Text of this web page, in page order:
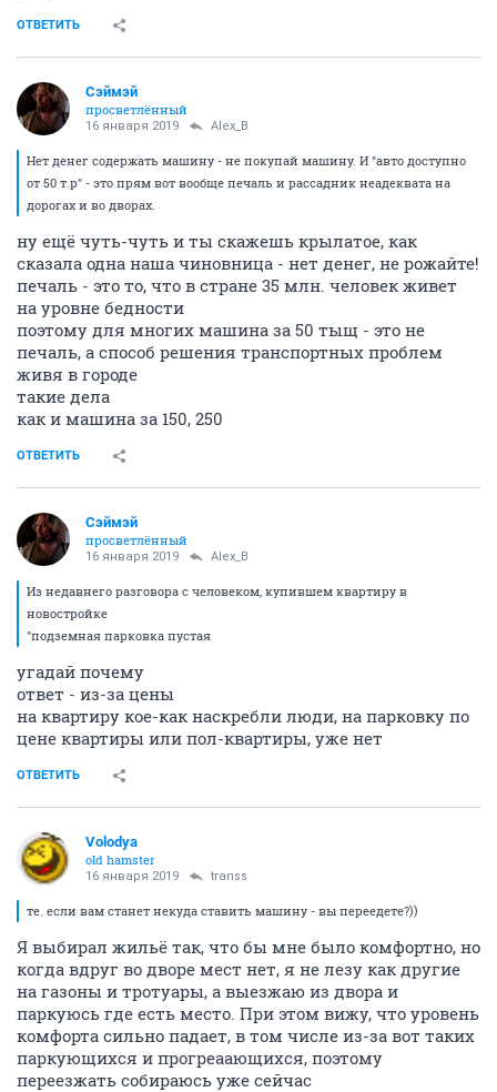
ОТВЕТИТЬ
Сэймэй
просветлённый
16 января 2019 Alex_B
Нет денег содержать машину - не покупай машину. И "авто доступно
от 50 т.р" - это прям вот вообще печаль и рассадник неадеквата на
дорогах и во дворах.
ну ещё чуть-чуть и ты скажешь крылатое, как
сказала одна наша чиновница - нет денег, не рожайте!
печаль - это то, что в стране 35 млн. человек живет
на уровне бедности
поэтому для многих машина за 50 тыщ - это не
печаль, а способ решения транспортных проблем
живя в городе
такие дела
как и машина за 150, 250
ОТВЕТИТЬ
Сэймэй
просветлённый
16 января 2019 Alex_B
Из недавнего разговора с человеком, купившем квартиру в
новостройке
"подземная парковка пустая
угадай почему
ответ - из-за цены
на квартиру кое-как наскребли люди, на парковку по
цене квартиры или пол-квартиры, уже нет
ОТВЕТИТЬ
Volodya
old hamster
16 января 2019 transs
те. если вам станет некуда ставить машину - вы переедете?))
Я выбирал жильё так, что бы мне было комфортно, но
когда вдруг во дворе мест нет, я не лезу как другие
на газоны и тротуары, а выезжаю из двора и
паркуюсь где есть место. При этом вижу, что уровень
комфорта сильно падает, в том числе из-за вот таких
паркующихся и прогреаающихся, поэтому
переезжать собираюсь уже сейчас